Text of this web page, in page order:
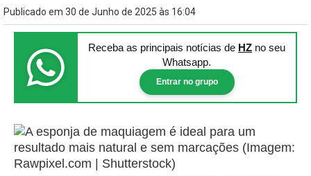
Publicado em 30 de Junho de 2025 às 16:04
Receba as principais notícias de HZ no seu
Whatsapp.
Entrar no grupo